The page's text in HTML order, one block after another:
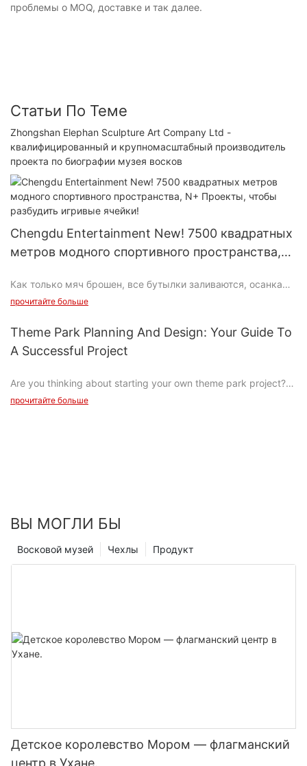
проблемы о MOQ, доставке и так далее.
Статьи По Теме
Zhongshan Elephan Sculpture Art Company Ltd -
квалифицированный и крупномасштабный производитель
проекта по биографии музея восков
Chengdu Entertainment New! 7500 квадратных
метров модного спортивного пространства,
ячейки!
Как только мяч брошен, все бутылки заливаются, осанка
должна быть красивой, а счет должен быть высоким, что
прочитайте больше
Theme Park Planning And Design: Your Guide To
A Successful Project
Are you thinking about starting your own theme park project?
Whether you're dreaming of opening a small local amusement
The first step in planning a successful theme park project is to
develop a strong and cohesive theme. Your theme will
tell and how you can bring that story to life through immersive
environments, themed rides, and interactive experiences.
Determining Park Layout and Ride Selection
Once you have established a strong theme for your park, it's
прочитайте больше
ВЫ МОГЛИ БЫ
Продукт
Чехлы
Восковой музей
Детское королевство Мором — флагманский
центр в Ухане.